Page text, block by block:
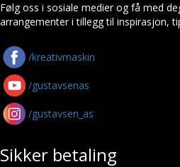
Følg oss i sosiale medier og få med
arrangementer i tillegg til inspirasjon,
/kreativmaskin
/gustavsenas
/gustavsen_as
Sikker betaling